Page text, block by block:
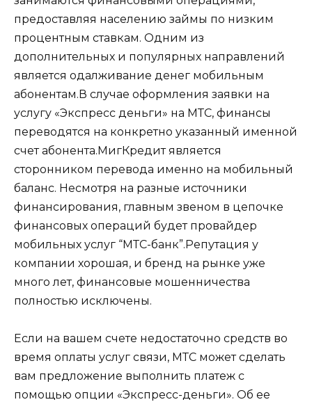
предоставляя населению займы по низким
процентным ставкам. Одним из
дополнительных и популярных направлений
является одалживание денег мобильным
абонентам.В случае оформления заявки на
услугу «Экспресс деньги» на МТС, финансы
переводятся на конкретно указанный именной
счет абонента.МигКредит является
сторонником перевода именно на мобильный
баланс. Несмотря на разные источники
финансирования, главным звеном в цепочке
финансовых операций будет провайдер
мобильных услуг “МТС-банк”.Репутация у
компании хорошая, и бренд на рынке уже
много лет, финансовые мошенничества
полностью исключены.
Если на вашем счете недостаточно средств во
время оплаты услуг связи, МТС может сделать
вам предложение выполнить платеж с
помощью опции «Экспресс-деньги». Об ее